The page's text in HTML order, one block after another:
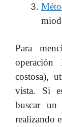
Para
costosa),
vista. Si
buscar un
realizando